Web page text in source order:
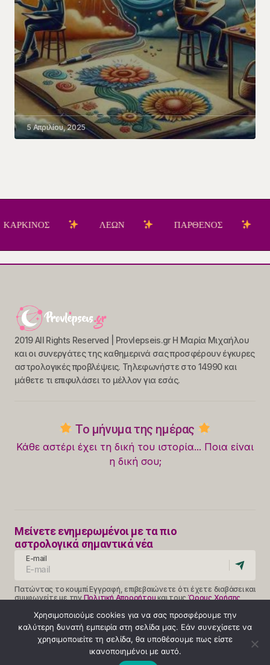
5 Απριλίου, 2025
ΛΕΩΝ ΠΑΡΘΕΝΟΣ
2019 All Rights Reserved | Provlepseis.gr Η Μαρία Μιχαήλου
και οι συνεργάτες της καθημερινά σας προσφέρουν έγκυρες
αστρολογικές προβλέψεις. Τηλεφωνήστε στο 14990 και
μάθετε τι επιφυλάσει το μέλλον για εσάς.
Το μήνυμα της ημέρας
Κάθε αστέρι έχει τη δική του ιστορία... Ποια είναι
η δική σου;
Μείνετε ενημερωμένοι με τα πιο
αστρολογικά σημαντικά νέα
E-mail
Πατώντας το κουμπί Εγγραφή, επιβεβαιώνετε ότι έχετε διαβάσει και
συμφωνείτε με τηνΠολιτική Απορρήτουκαι τουςΌρους Χρήσης
Χρησιμοποιούμε cookies για να σας προσφέρουμε την
καλύτερη δυνατή εμπειρία στη σελίδα μας. Εάν συνεχίσετε να
χρησιμοποιείτε τη σελίδα, θα υποθέσουμε πως είστε
ικανοποιημένοι με αυτό.